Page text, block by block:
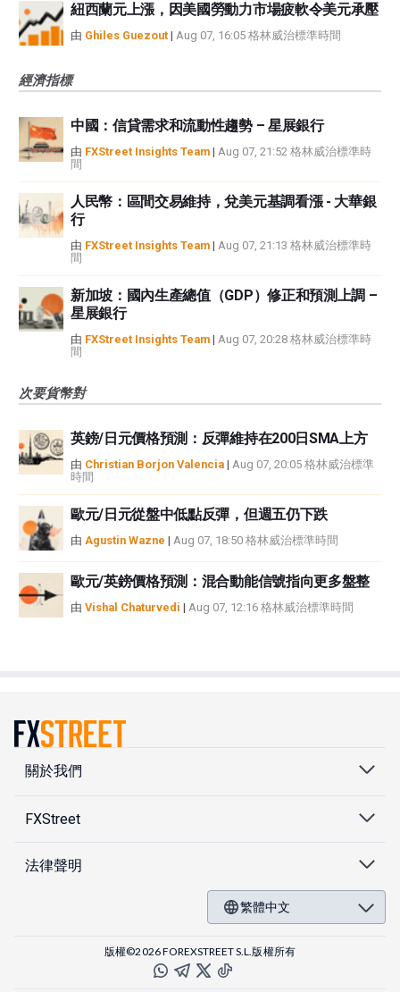
紐西蘭元上漲，因美國勞動力市場疲軟令美元承壓
由 Ghiles Guezout | Aug 07, 16:05 格林威治標準時間
經濟指標
中國：信貸需求和流動性趨勢 – 星展銀行
由 FXStreet Insights Team | Aug 07, 21:52 格林威治標準時
間
人民幣：區間交易維持，兌美元基調看漲 - 大華銀
行
由 FXStreet Insights Team | Aug 07, 21:13 格林威治標準時
間
新加坡：國內生產總值（GDP）修正和預測上調 –
星展銀行
由 FXStreet Insights Team | Aug 07, 20:28 格林威治標準時
間
次要貨幣對
英鎊/日元價格預測：反彈維持在200日SMA上方
由 Christian Borjon Valencia | Aug 07, 20:05 格林威治標準
時間
歐元/日元從盤中低點反彈，但週五仍下跌
由 Agustin Wazne | Aug 07, 18:50 格林威治標準時間
歐元/英鎊價格預測：混合動能信號指向更多盤整
由 Vishal Chaturvedi | Aug 07, 12:16 格林威治標準時間
關於我們
FXStreet
法律聲明
繁體中文
版權©2026 FOREXSTREET S.L.版權所有